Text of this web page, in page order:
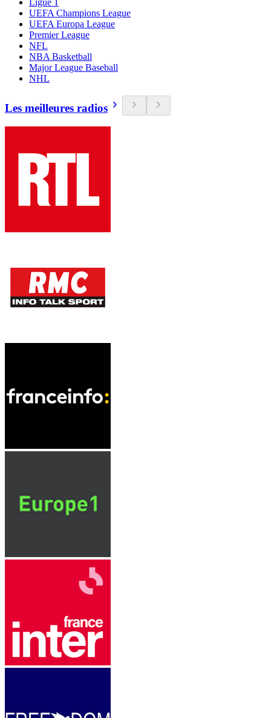
Ligue 1
UEFA Champions League
UEFA Europa League
Premier League
NFL
NBA Basketball
Major League Baseball
NHL
Les meilleures radios